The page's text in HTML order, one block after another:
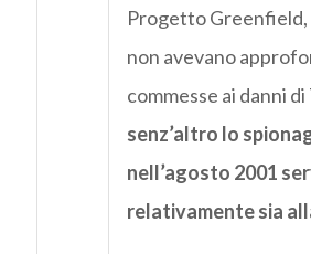
Progetto Greenfield,
non avevano
commesse ai danni
senz’altro lo
nell’agosto 2001
relativamente sia